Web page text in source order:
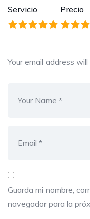
Servicio Precio
Your email address
Guarda mi nombre,
navegador para la